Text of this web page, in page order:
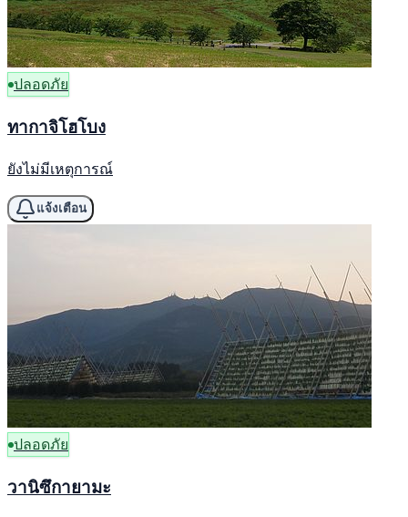
ปลอดภัย
ทากาจิโฮโบง
ยังไม่มีเหตุการณ์
แจ้งเตือน
ปลอดภัย
วานิซึกายามะ